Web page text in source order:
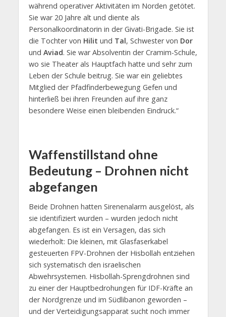
während operativer Aktivitäten im Norden getötet.
Sie war 20 Jahre alt und diente als
Personalkoordinatorin in der Givati-Brigade. Sie ist
die Tochter von Hilit und Tal, Schwester von Dor
und Aviad. Sie war Absolventin der Cramim-Schule,
wo sie Theater als Hauptfach hatte und sehr zum
Leben der Schule beitrug. Sie war ein geliebtes
Mitglied der Pfadfinderbewegung Gefen und
hinterließ bei ihren Freunden auf ihre ganz
besondere Weise einen bleibenden Eindruck.“
Waffenstillstand ohne
Bedeutung – Drohnen nicht
abgefangen
Beide Drohnen hatten Sirenenalarm ausgelöst, als
sie identifiziert wurden – wurden jedoch nicht
abgefangen. Es ist ein Versagen, das sich
wiederholt: Die kleinen, mit Glasfaserkabel
gesteuerten FPV-Drohnen der Hisbollah entziehen
sich systematisch den israelischen
Abwehrsystemen. Hisbollah-Sprengdrohnen sind
zu einer der Hauptbedrohungen für IDF-Kräfte an
der Nordgrenze und im Südlibanon geworden –
und der Verteidigungsapparat sucht noch immer